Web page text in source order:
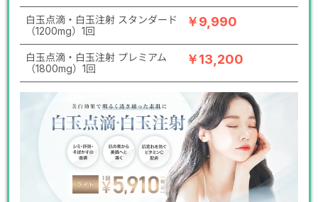
白玉点滴・白玉注射 スタンダード
（1200mg）1回
￥9,990
白玉点滴・白玉注射 プレミアム
（1800mg）1回
￥13,200